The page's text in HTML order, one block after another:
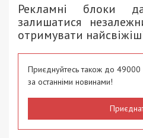
Рекламні блоки
залишатися
отримувати
Приєднуйтесь також до 49000
за останніми новинами!